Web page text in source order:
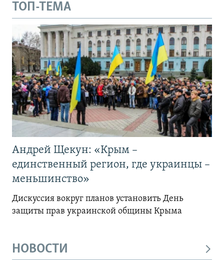
ТОП-ТЕМА
Андрей Щекун: «Крым –
единственный регион, где украинцы –
меньшинство»
Дискуссия вокруг планов установить День
защиты прав украинской общины Крыма
НОВОСТИ